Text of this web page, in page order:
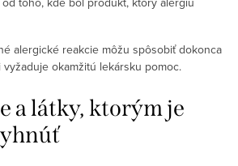
alergické reakcie môžu spôsobiť dokonca
okamžitú lekársku pomoc.
a látky, ktorým je